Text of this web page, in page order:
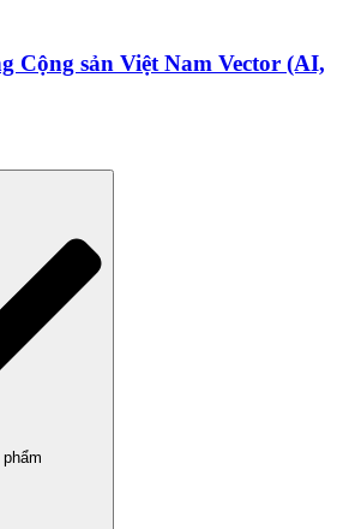
Cộng sản Việt Nam Vector (AI,